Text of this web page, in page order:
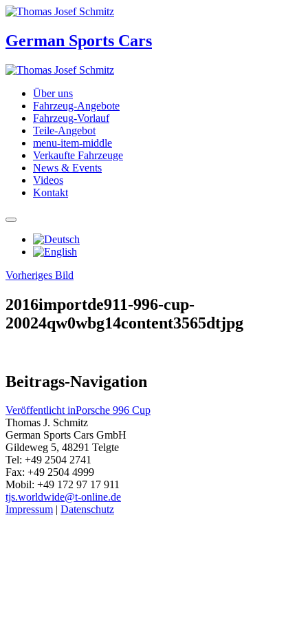
German Sports Cars
Über uns
Fahrzeug-Angebote
Fahrzeug-Vorlauf
Teile-Angebot
menu-item-middle
Verkaufte Fahrzeuge
News & Events
Videos
Kontakt
Vorheriges Bild
2016importde911-996-cup-
20024qw0wbg14content3565dtjpg
Beitrags-Navigation
Veröffentlicht inPorsche 996 Cup
Thomas J. Schmitz
German Sports Cars GmbH
Gildeweg 5, 48291 Telgte
Tel: +49 2504 2741
Fax: +49 2504 4999
Mobil: +49 172 97 17 911
tjs.worldwide@t-online.de
Impressum | Datenschutz